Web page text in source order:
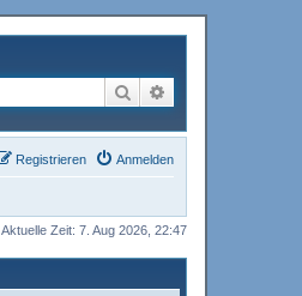
Suche
Anmelden
Registrieren
Aktuelle Zeit: 7. Aug 2026, 22:47